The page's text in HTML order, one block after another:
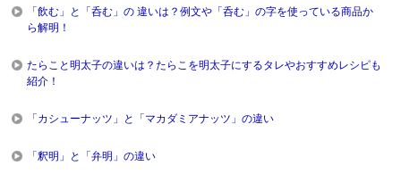
「飲む」と「呑む」の 違いは？例文や「呑む」の字を使っている商品か
ら解明！
たらこと明太子の違いは？たらこを明太子にするタレやおすすめレシピも
紹介！
「カシューナッツ」と「マカダミアナッツ」の違い
「釈明」と「弁明」の違い